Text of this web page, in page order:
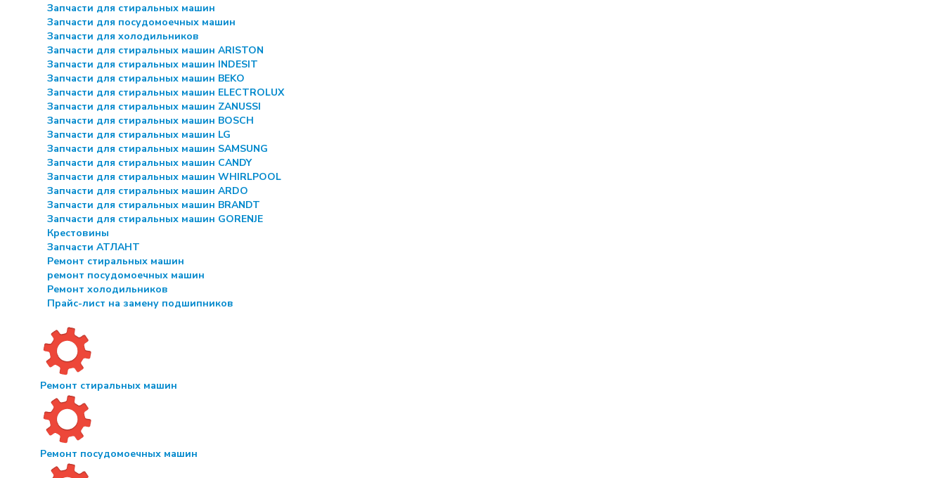
Запчасти для стиральных машин
Запчасти для посудомоечных машин
Запчасти для холодильников
Запчасти для стиральных машин ARISTON
Запчасти для стиральных машин INDESIT
Запчасти для стиральных машин BEKO
Запчасти для стиральных машин ELECTROLUX
Запчасти для стиральных машин ZANUSSI
Запчасти для стиральных машин BOSCH
Запчасти для стиральных машин LG
Запчасти для стиральных машин SAMSUNG
Запчасти для стиральных машин CANDY
Запчасти для стиральных машин WHIRLPOOL
Запчасти для стиральных машин ARDO
Запчасти для стиральных машин BRANDT
Запчасти для стиральных машин GORENJE
Крестовины
Запчасти АТЛАНТ
Ремонт стиральных машин
ремонт посудомоечных машин
Ремонт холодильников
Прайс-лист на замену подшипников
Ремонт стиральных машин
Ремонт посудомоечных машин